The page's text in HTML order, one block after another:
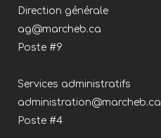
Direction générale
ag@marcheb.ca
Poste #9
Services administratifs
administration@marcheb.ca
Poste #4